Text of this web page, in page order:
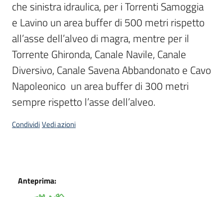
Seguici
su
che sinistra idraulica, per i Torrenti Samoggia
e Lavino un area buffer di 500 metri rispetto
all’asse dell’alveo di magra, mentre per il
Torrente Ghironda, Canale Navile, Canale
Diversivo, Canale Savena Abbandonato e Cavo
Napoleonico  un area buffer di 300 metri
sempre rispetto l’asse dell’alveo.
CondividiVedi azioni
Dati
Anteprima: